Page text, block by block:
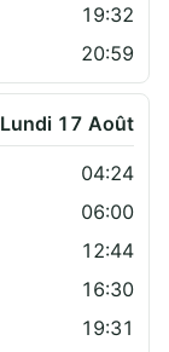
19:32
20:59
Lundi 17 Août
04:24
06:00
12:44
16:30
19:31